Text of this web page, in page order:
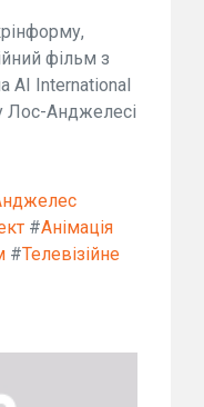
фільм з
AI International
Лос-Анджелесі
#Анімація
#Телевізійне